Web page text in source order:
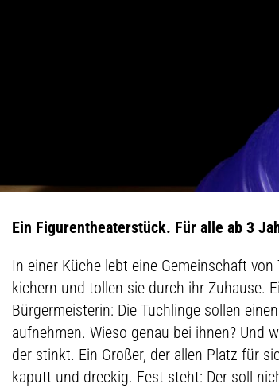
Ein Figurentheaterstück. Für alle ab 3
In einer Küche lebt eine Gemeinschaft
kichern und tollen sie durch ihr Zuhause.
Bürgermeisterin: Die Tuchlinge sollen
aufnehmen. Wieso genau bei ihnen? Und
der stinkt. Ein Großer, der allen Platz für
kaputt und dreckig. Fest steht: Der soll